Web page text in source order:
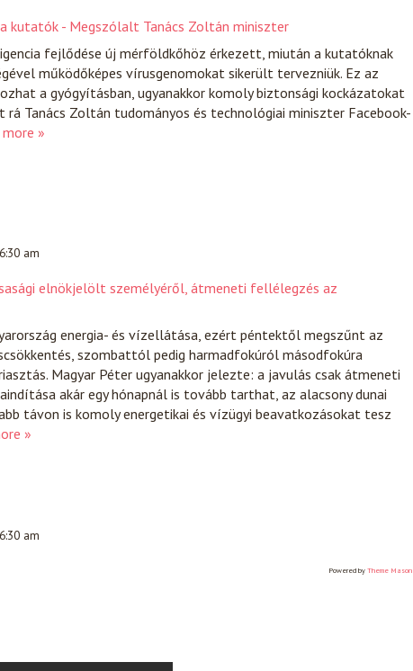
kutatók - Megszólalt Tanács Zoltán miniszter
fejlődése új mérföldkőhöz érkezett, miután a kutatóknak
működőképes vírusgenomokat sikerült tervezniük. Ez az
a gyógyításban, ugyanakkor komoly biztonsági kockázatokat
Tanács Zoltán tudományos és technológiai miniszter Facebook-
more »
am
elnökjelölt személyéről, átmeneti fellélegzés az
energia- és vízellátása, ezért péntektől megszűnt az
szombattól pedig harmadfokúról másodfokúra
Magyar Péter ugyanakkor jelezte: a javulás csak átmeneti
akár egy hónapnál is tovább tarthat, az alacsony dunai
távon is komoly energetikai és vízügyi beavatkozásokat tesz
»
am
Powered by Theme Mason